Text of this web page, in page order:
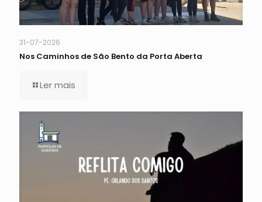
31-07-2026
Nos Caminhos de São Bento da Porta Aberta
Ler mais